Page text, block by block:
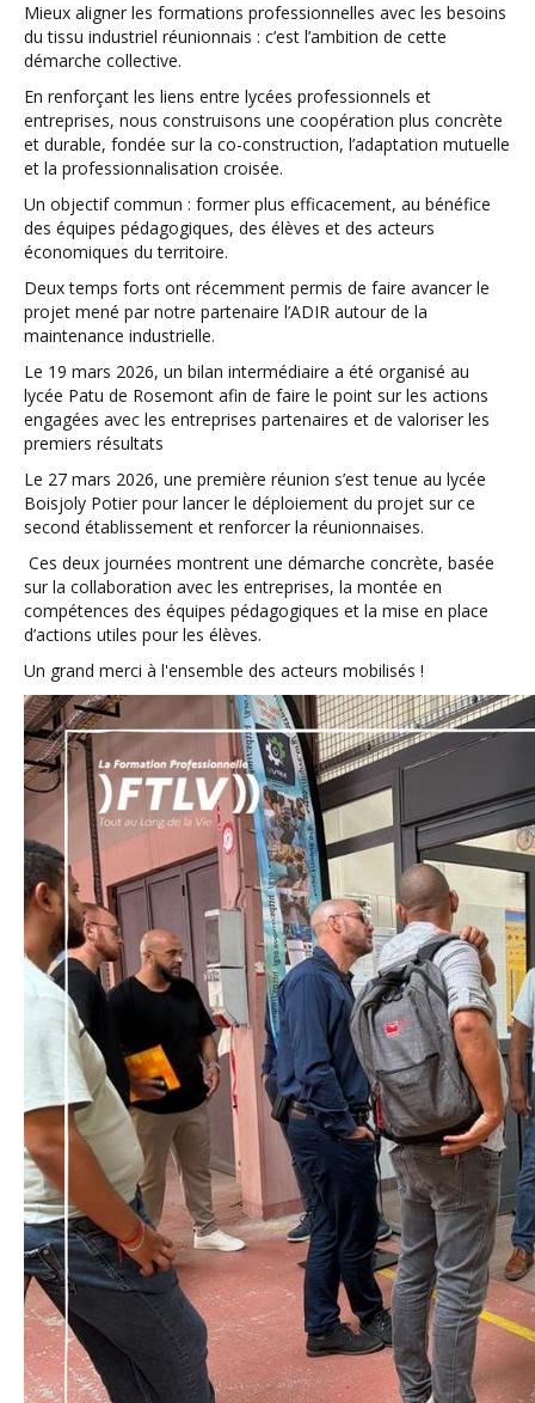
Mieux aligner les formations professionnelles avec les besoins
du tissu industriel réunionnais : c’est l’ambition de cette
démarche collective.
En renforçant les liens entre lycées professionnels et
entreprises, nous construisons une coopération plus concrète
et durable, fondée sur la co-construction, l’adaptation mutuelle
et la professionnalisation croisée.
Un objectif commun : former plus efficacement, au bénéfice
des équipes pédagogiques, des élèves et des acteurs
économiques du territoire.
Deux temps forts ont récemment permis de faire avancer le
projet mené par notre partenaire l’ADIR autour de la
maintenance industrielle.
Le 19 mars 2026, un bilan intermédiaire a été organisé au
lycée Patu de Rosemont afin de faire le point sur les actions
engagées avec les entreprises partenaires et de valoriser les
premiers résultats
Le 27 mars 2026, une première réunion s’est tenue au lycée
Boisjoly Potier pour lancer le déploiement du projet sur ce
second établissement et renforcer la réunionnaises.
Ces deux journées montrent une démarche concrète, basée
sur la collaboration avec les entreprises, la montée en
compétences des équipes pédagogiques et la mise en place
d’actions utiles pour les élèves.
Un grand merci à l'ensemble des acteurs mobilisés !